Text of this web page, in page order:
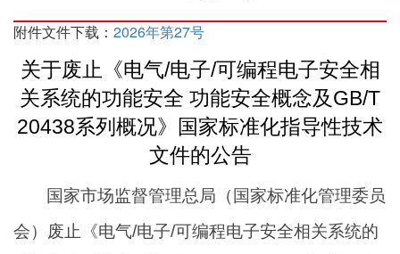
附件文件下载： 2026年第27号
关于废止《电气/电子/可编程电子安全相
关系统的功能安全 功能安全概念及GB/T
20438系列概况》国家标准化指导性技术
文件的公告
国家市场监督管理总局（国家标准化管理委员
会）废止《电气/电子/可编程电子安全相关系统的